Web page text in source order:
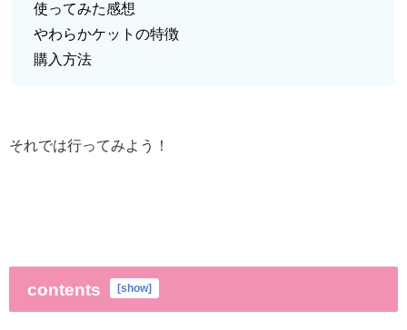
使ってみた感想
やわらかケットの特徴
購入方法
それでは行ってみよう！
contents [show]